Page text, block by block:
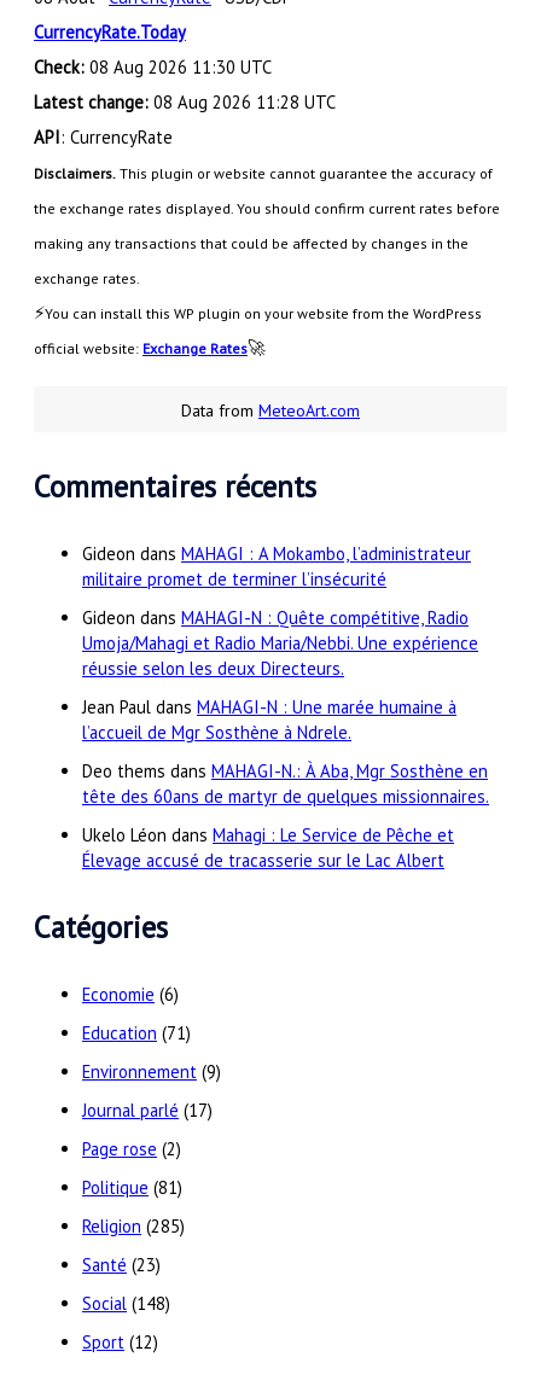
CurrencyRate.Today
Check: 08 Aug 2026 11:30 UTC
Latest change: 08 Aug 2026 11:28 UTC
API: CurrencyRate
Disclaimers. This plugin or website cannot guarantee the accuracy of
the exchange rates displayed. You should confirm current rates before
making any transactions that could be affected by changes in the
exchange rates.
⚡You can install this WP plugin on your website from the WordPress
official website: Exchange Rates🚀
Data from MeteoArt.com
Commentaires récents
Gideon dans MAHAGI : A Mokambo, l’administrateur
militaire promet de terminer l’insécurité
Gideon dans MAHAGI-N : Quête compétitive, Radio
Umoja/Mahagi et Radio Maria/Nebbi. Une expérience
réussie selon les deux Directeurs.
Jean Paul dans MAHAGI-N : Une marée humaine à
l’accueil de Mgr Sosthène à Ndrele.
Deo thems dans MAHAGI-N.: À Aba, Mgr Sosthène en
tête des 60ans de martyr de quelques missionnaires.
Ukelo Léon dans Mahagi : Le Service de Pêche et
Élevage accusé de tracasserie sur le Lac Albert
Catégories
Economie (6)
Education (71)
Environnement (9)
Journal parlé (17)
Page rose (2)
Politique (81)
Religion (285)
Santé (23)
Social (148)
Sport (12)